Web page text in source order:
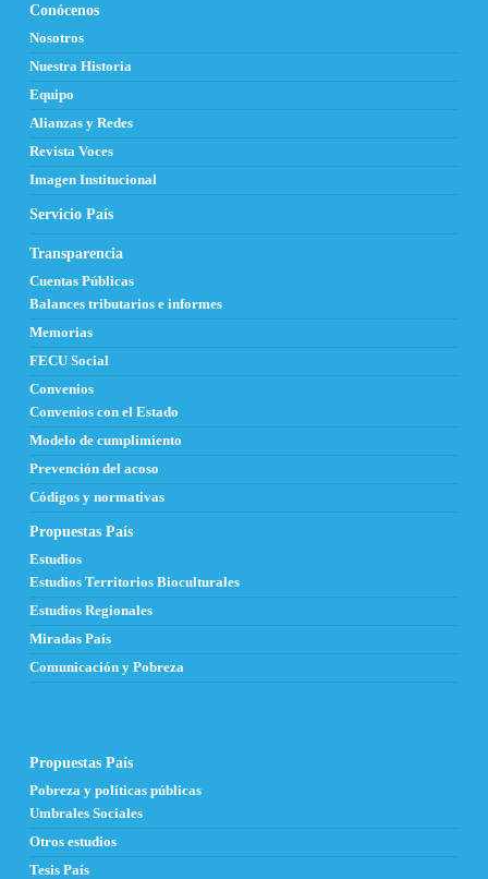
Conócenos
Nosotros
Nuestra Historia
Equipo
Alianzas y Redes
Revista Voces
Imagen Institucional
Servicio País
Transparencia
Cuentas Públicas
Balances tributarios e informes
Memorias
FECU Social
Convenios
Convenios con el Estado
Modelo de cumplimiento
Prevención del acoso
Códigos y normativas
Propuestas País
Estudios
Estudios Territorios Bioculturales
Estudios Regionales
Miradas País
Comunicación y Pobreza
Propuestas País
Pobreza y políticas públicas
Umbrales Sociales
Otros estudios
Tesis País